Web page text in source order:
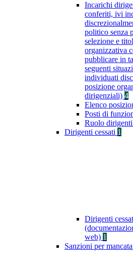
Incarichi
conferiti, ivi
politico senza
selezione e
organizzativa
pubblicare in
seguenti
individuati
posizione
dirigenziali) 4
Elenco
Posti di
Ruolo dirigenti
Dirigenti cessati 1
Dirigenti
web) 1
Sanzioni per